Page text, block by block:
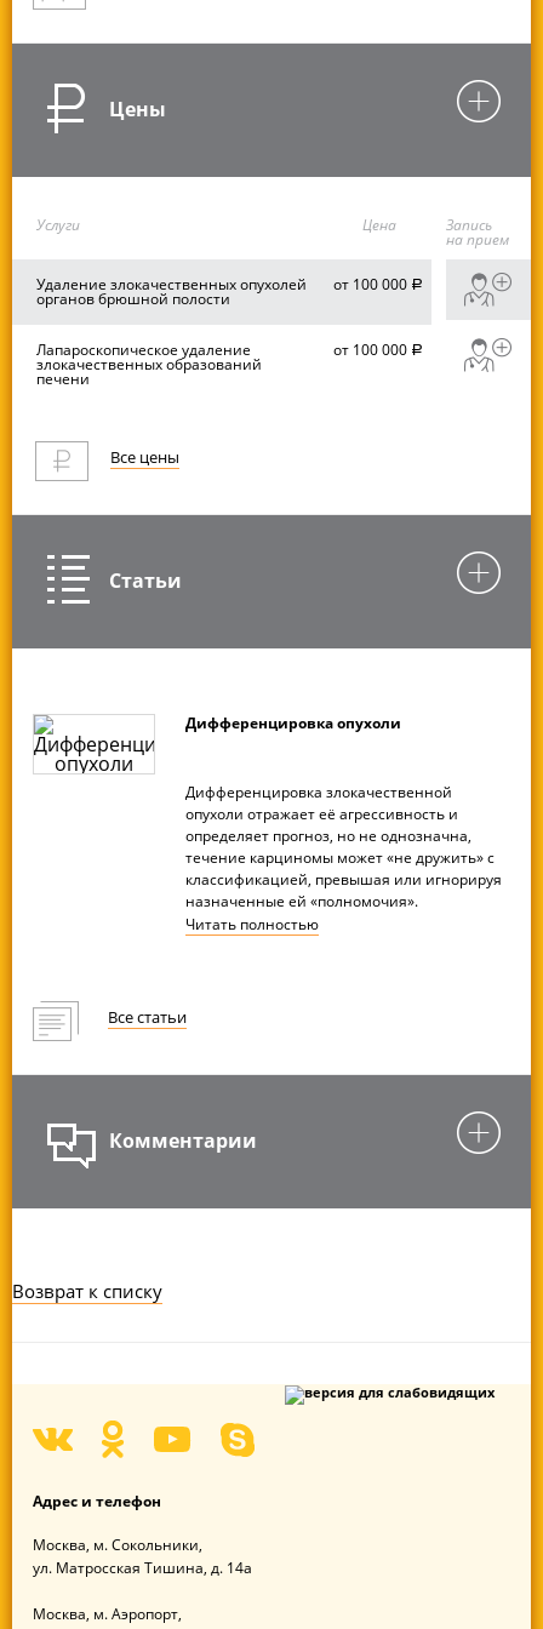
Цены
Услуги Цена Запись
на прием
Удаление злокачественных опухолей
органов брюшной полости
от 100 000 руб.
Лапароскопическое удаление
злокачественных образований
печени
от 100 000 руб.
Все цены
Статьи
Дифференцировка опухоли
Дифференцировка злокачественной
опухоли отражает её агрессивность и
определяет прогноз, но не однозначна,
течение карциномы может «не дружить» с
классификацией, превышая или игнорируя
назначенные ей «полномочия».
Читать полностью
Все статьи
Комментарии
Возврат к списку
Адрес и телефон
Москва, м. Сокольники,
ул. Матросская Тишина,д. 14а
Москва, м. Аэропорт,